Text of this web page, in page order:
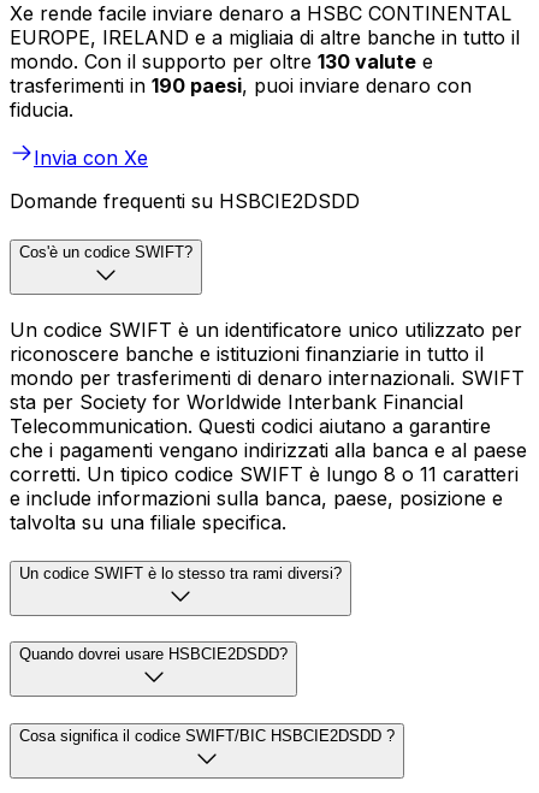
Xe rende facile inviare denaro a HSBC CONTINENTAL
EUROPE, IRELAND e a migliaia di altre banche in tutto il
mondo. Con il supporto per oltre 130 valute e
trasferimenti in 190 paesi, puoi inviare denaro con
fiducia.
Invia con Xe
Domande frequenti su HSBCIE2DSDD
Cos'è un codice SWIFT?
Un codice SWIFT è un identificatore unico utilizzato per
riconoscere banche e istituzioni finanziarie in tutto il
mondo per trasferimenti di denaro internazionali. SWIFT
sta per Society for Worldwide Interbank Financial
Telecommunication. Questi codici aiutano a garantire
che i pagamenti vengano indirizzati alla banca e al paese
corretti. Un tipico codice SWIFT è lungo 8 o 11 caratteri
e include informazioni sulla banca, paese, posizione e
talvolta su una filiale specifica.
Un codice SWIFT è lo stesso tra rami diversi?
Quando dovrei usare HSBCIE2DSDD?
Cosa significa il codice SWIFT/BIC HSBCIE2DSDD ?